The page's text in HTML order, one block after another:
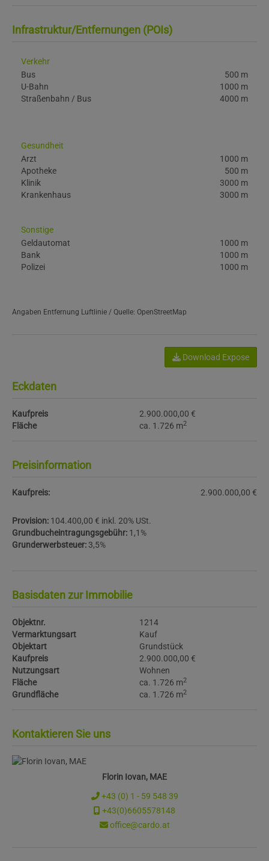
Infrastruktur/Entfernungen (POIs)
Verkehr
Bus
500 m
U-Bahn
1000 m
Straßenbahn / Bus
4000 m
Gesundheit
Arzt
1000 m
Apotheke
500 m
Klinik
3000 m
Krankenhaus
3000 m
Sonstige
Geldautomat
1000 m
Bank
1000 m
Polizei
1000 m
Angaben Entfernung Luftlinie / Quelle: OpenStreetMap
Download Expose
Eckdaten
Kaufpreis
2.900.000,00 €
Fläche
ca. 1.726 m2
Preisinformation
Kaufpreis: 2.900.000,00 €
Provision: 104.400,00 € inkl. 20% USt.
Grundbucheintragungsgebühr: 1,1%
Grunderwerbsteuer: 3,5%
Basisdaten zur Immobilie
Objektnr.
1214
Vermarktungsart
Kauf
Objektart
Grundstück
Kaufpreis
2.900.000,00 €
Nutzungsart
Wohnen
Fläche
ca. 1.726 m2
Grundfläche ca. 1.726 m2
Kontaktieren Sie uns
Florin Iovan, MAE
+43 (0) 1 - 59 548 39
+43(0)6605578148
office@cardo.at